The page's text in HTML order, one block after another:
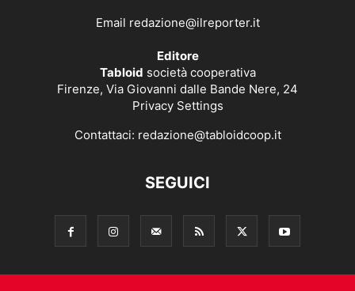
Email redazione@ilreporter.it
Editore
Tabloid società cooperativa
Firenze, Via Giovanni dalle Bande Nere, 24
Privacy Settings
Contattaci: redazione@tabloidcoop.it
SEGUICI